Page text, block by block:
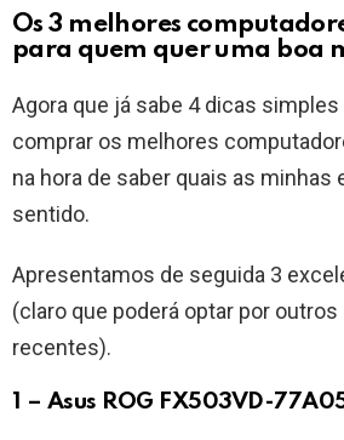
Os 3 melhores
para quem quer uma boa
Agora que já sabe 4 dicas
comprar os melhores
na hora de saber quais as minhas
sentido.
Apresentamos de seguida 3
(claro que poderá optar por
recentes).
1 – Asus ROG FX503VD-